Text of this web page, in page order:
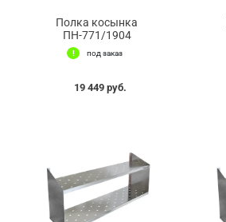
Полка косынка
ПН-771/1904
под заказ
19 449 руб.